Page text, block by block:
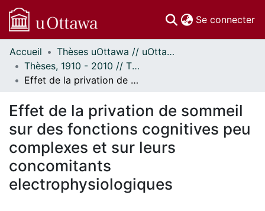
Se connecter
Communautés
et collections
Parcourir
À propos
Accueil
Thèses uOttawa // uOttawa Theses
Thèses, 1910 - 2010 // Theses, 1910 - 2010
Effet de la privation de sommeil sur des fonctions cognitives peu complexes et sur leurs concomitants electrophysiologiques
Effet de la privation de sommeil
sur des fonctions cognitives peu
complexes et sur leurs
concomitants
electrophysiologiques